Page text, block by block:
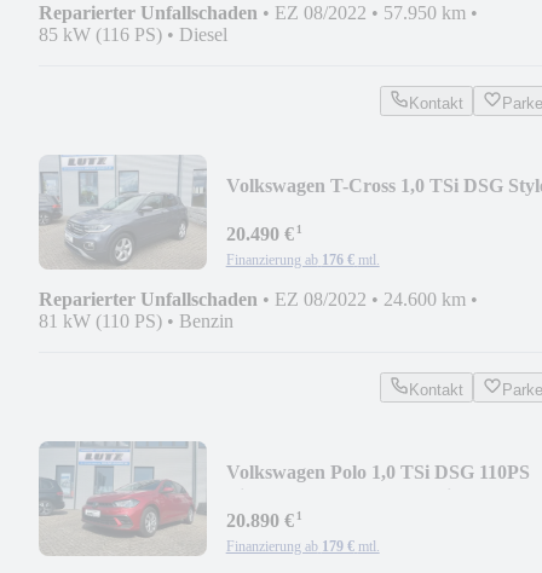
Reparierter Unfallschaden • EZ 08/2022 • 57.950 km •
85 kW (116 PS) • Diesel
Kontakt
Volkswagen T-Cross 1,0 TSi DSG
20.490 €¹
Finanzierung ab 176 € mtl.
Reparierter Unfallschaden • EZ 08/2022 • 24.600 km •
81 kW (110 PS) • Benzin
Kontakt
Volkswagen Polo 1,0 TSi DSG 110PS
20.890 €¹
Finanzierung ab 179 € mtl.